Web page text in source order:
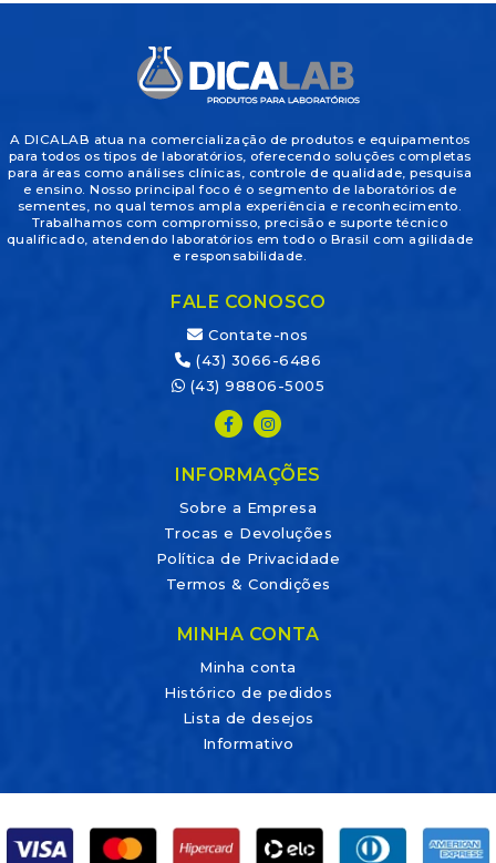
A DICALAB atua na comercialização de produtos e equipamentos
para todos os tipos de laboratórios, oferecendo soluções completas
para áreas como análises clínicas, controle de qualidade, pesquisa
e ensino. Nosso principal foco é o segmento de laboratórios de
sementes, no qual temos ampla experiência e reconhecimento.
Trabalhamos com compromisso, precisão e suporte técnico
qualificado, atendendo laboratórios em todo o Brasil com agilidade
e responsabilidade.
FALE CONOSCO
Contate-nos
(43) 3066-6486
(43) 98806-5005
INFORMAÇÕES
Sobre a Empresa
Trocas e Devoluções
Política de Privacidade
Termos & Condições
MINHA CONTA
Minha conta
Histórico de pedidos
Lista de desejos
Informativo